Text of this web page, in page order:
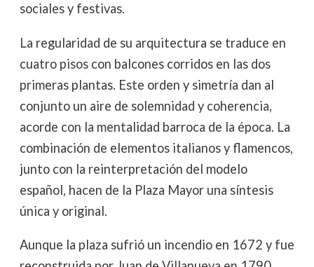
sociales y festivas.
La regularidad de su arquitectura se traduce en
cuatro pisos con balcones corridos en las dos
primeras plantas. Este orden y simetría dan al
conjunto un aire de solemnidad y coherencia,
acorde con la mentalidad barroca de la época. La
combinación de elementos italianos y flamencos,
junto con la reinterpretación del modelo
español, hacen de la Plaza Mayor una síntesis
única y original.
Aunque la plaza sufrió un incendio en 1672 y fue